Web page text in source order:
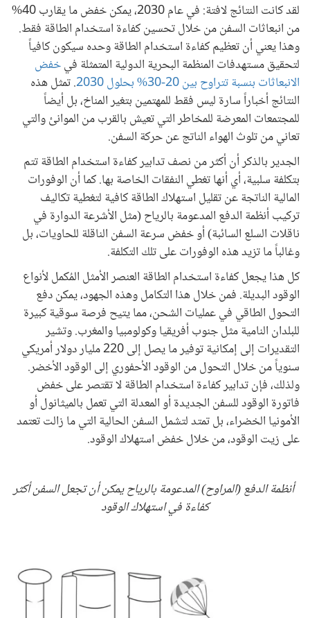
لقد كانت النتائج لافتة: في عام 2030، يمكن خفض ما يقارب 40%
من انبعاثات السفن من خلال تحسين كفاءة استخدام الطاقة فقط.
وهذا يعني أن تعظيم كفاءة استخدام الطاقة وحده سيكون كافياً
لتحقيق مستهدفات المنظمة البحرية الدولية المتمثلة فيخفض
الانبعاثات بنسبة تتراوح بين 20-30% بحلول 2030
. تمثل هذه
النتائج أخباراً سارة ليس فقط للمهتمين بتغير المناخ، بل أيضاً
للمجتمعات المعرضة للمخاطر التي تعيش بالقرب من الموانئ والتي
تعاني من تلوث الهواء الناتج عن حركة السفن.
الجدير بالذكر أن أكثر من نصف تدابير كفاءة استخدام الطاقة تتم
بتكلفة سلبية، أي أنها تغطي النفقات الخاصة بها. كما أن الوفورات
المالية الناتجة عن تقليل استهلاك الطاقة كافية لتغطية تكاليف
تركيب أنظمة الدفع المدعومة بالرياح (مثل الأشرعة الدوارة في
ناقلات السلع السائبة) أو خفض سرعة السفن الناقلة للحاويات، بل
وغالباً ما تزيد هذه الوفورات على تلك التكلفة.
كل هذا يجعل كفاءة استخدام الطاقة العنصر الأمثل المُكمل لأنواع
الوقود البديلة. فمن خلال هذا التكامل وهذه الجهود، يمكن دفع
التحول الطاقي في عمليات الشحن، مما يتيح فرصة سوقية كبيرة
للبلدان النامية مثل جنوب أفريقيا وكولومبيا والمغرب. وتشير
التقديرات إلى إمكانية توفير ما يصل إلى 220 مليار دولار أمريكي
سنوياً من خلال التحول من الوقود الأحفوري إلى الوقود الأخضر.
ولذلك، فإن تدابير كفاءة استخدام الطاقة لا تقتصر على خفض
فاتورة الوقود للسفن الجديدة أو المعدلة التي تعمل بالميثانول أو
الأمونيا الخضراء، بل تمتد لتشمل السفن الحالية التي ما زالت تعتمد
على زيت الوقود، من خلال خفض استهلاك الوقود.
أنظمة الدفع (المراوح) المدعومة بالرياح يمكن أن تجعل السفن أكثر
كفاءة في استهلاك الوقود